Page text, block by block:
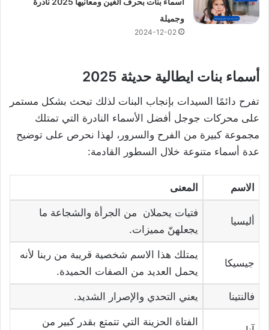
وجميلة
2024-12-02
أسماء بنات ايطالية حديثة 2025
تفرح دائمًا السيدات بإنجاب البنات لذلك تبحث بشكل مستمر
على محركات جوجل أفضل الأسماء النادرة التي تمتلك
مجموعة كبيرة من الفرح والسرور، لهذا نحرص على توضيح
عدة أسماء متنوعة خلال السطور القادمة:
الاسم المعنى
أليسيا
فتيات يحملان من الجرأة والشجاعة ما
يجعلهنّ مميزات.
جيسيكا
يمتلك هذا الاسم شخصية قريبة من ربنا لأنه
يحمل العديد من الصفات الحميدة.
فالنتينا يعني التحدي والإصرار الشديد.
الفتاة الحزينة التي تتمتع بقدر كبير من